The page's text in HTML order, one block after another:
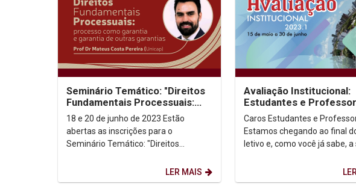
Seminário Temático: "Direitos
Fundamentais Processuais:
processo como garantia e
garantia de...
18 e 20 de junho de 2023 Estão
abertas as inscrições para o
Seminário Temático: "Direitos
como garantia e garantia de...LER MAIS
Avaliação Institucional:
Estudantes e
Caros Estudantes e
Estamos chegando ao final
letivo e, como você já sabe, a